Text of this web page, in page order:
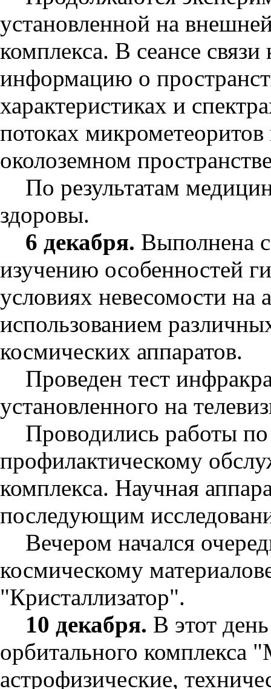
установленной на
комплекса. В сеансе
информацию о
характеристиках и
потоках
околоземном
По результатам
здоровы.
6 декабря. Выполнена
изучению особенностей
условиях невесомости на
использованием
космических аппаратов.
Проведен тест
установленного на
Проводились работы
профилактическому
комплекса. Научная
последующим
Вечером начался
космическому
"Кристаллизатор".
10 декабря. В этот
орбитального комплекса
астрофизические,